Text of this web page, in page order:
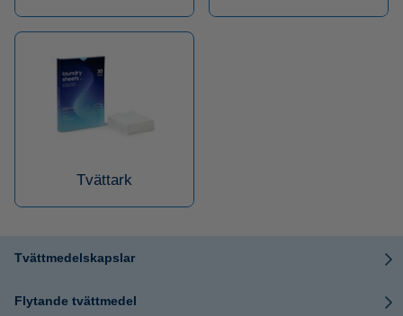
Tvättark
Tvättmedelskapslar
Flytande tvättmedel